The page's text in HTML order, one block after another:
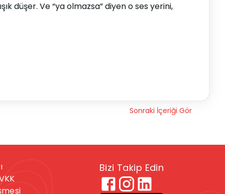
düşer. Ve “ya olmazsa” diyen o ses yerini,
Sonraki İçeriği Gör
Bizi Takip Edin